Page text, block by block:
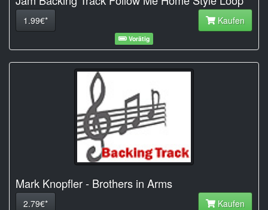
1.99€* Kaufen
Vorätig
Mark Knopfler - Brothers in Arms
2.79€* Kaufen